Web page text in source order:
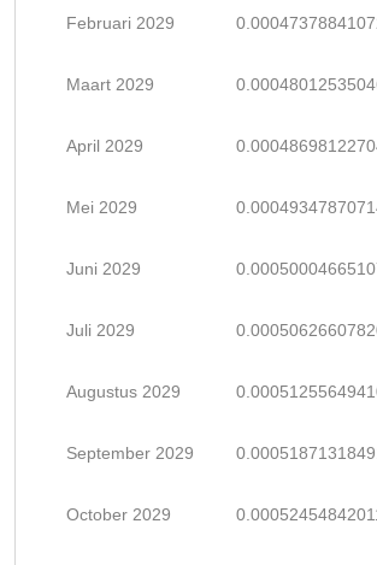
Februari 2029
Maart 2029
April 2029
Mei 2029
Juni 2029
Juli 2029
Augustus 2029
September 2029
October 2029